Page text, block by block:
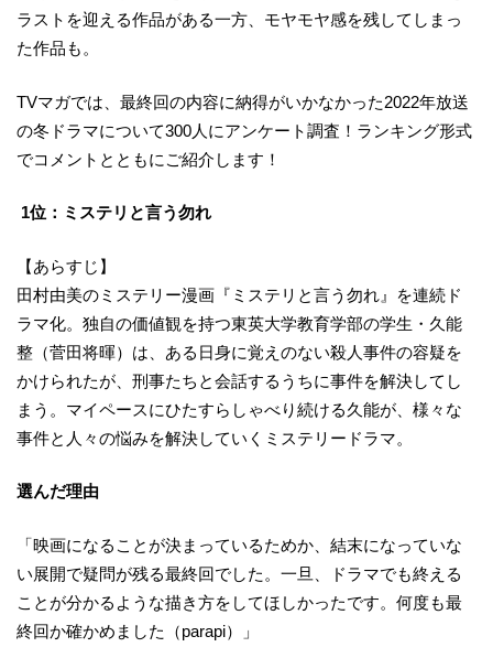
ラストを迎える作品がある一方、モヤモヤ感を残してしまっ
た作品も。
TVマガでは、最終回の内容に納得がいかなかった2022年放送
の冬ドラマについて300人にアンケート調査！ランキング形式
でコメントとともにご紹介します！
1位：ミステリと言う勿れ
【あらすじ】
田村由美のミステリー漫画『ミステリと言う勿れ』を連続ド
ラマ化。独自の価値観を持つ東英大学教育学部の学生・久能
整（菅田将暉）は、ある日身に覚えのない殺人事件の容疑を
かけられたが、刑事たちと会話するうちに事件を解決してし
まう。マイペースにひたすらしゃべり続ける久能が、様々な
事件と人々の悩みを解決していくミステリードラマ。
選んだ理由
「映画になることが決まっているためか、結末になっていな
い展開で疑問が残る最終回でした。一旦、ドラマでも終える
ことが分かるような描き方をしてほしかったです。何度も最
終回か確かめました（parapi）」